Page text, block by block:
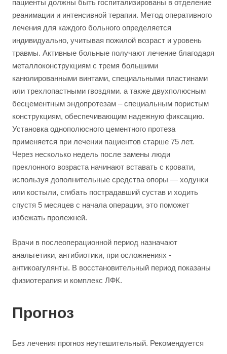
пациенты должны быть госпитализированы в отделение
реанимации и интенсивной терапии. Метод оперативного
лечения для каждого больного определяется
индивидуально, учитывая пожилой возраст и уровень
травмы. Активные больные получают лечение благодаря
металлоконструкциям с тремя большими
канюлированными винтами, специальными пластинами
или трехлопастными гвоздями. а также двухполюсным
бесцементным эндопротезам – специальным пористым
конструкциям, обеспечивающим надежную фиксацию.
Установка однополюсного цементного протеза
применяется при лечении пациентов старше 75 лет.
Через несколько недель после замены люди
преклонного возраста начинают вставать с кровати,
используя дополнительные средства опоры — ходунки
или костыли, сгибать пострадавший сустав и ходить
спустя 5 месяцев с начала операции, это поможет
избежать пролежней.
Врачи в послеоперационной период назначают
анальгетики, антибиотики, при осложнениях -
антикоагулянты. В восстановительный период показаны
физиотерапия и комплекс ЛФК.
Прогноз
Без лечения прогноз неутешительный. Рекомендуется